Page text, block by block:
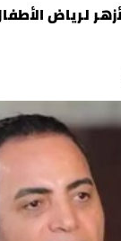
لرياض